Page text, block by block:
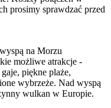
prosimy sprawdzać przed
na Morzu
możliwe atrakcje -
piękne plaże,
wybrzeże. Nad wyspą
wulkan w Europie.